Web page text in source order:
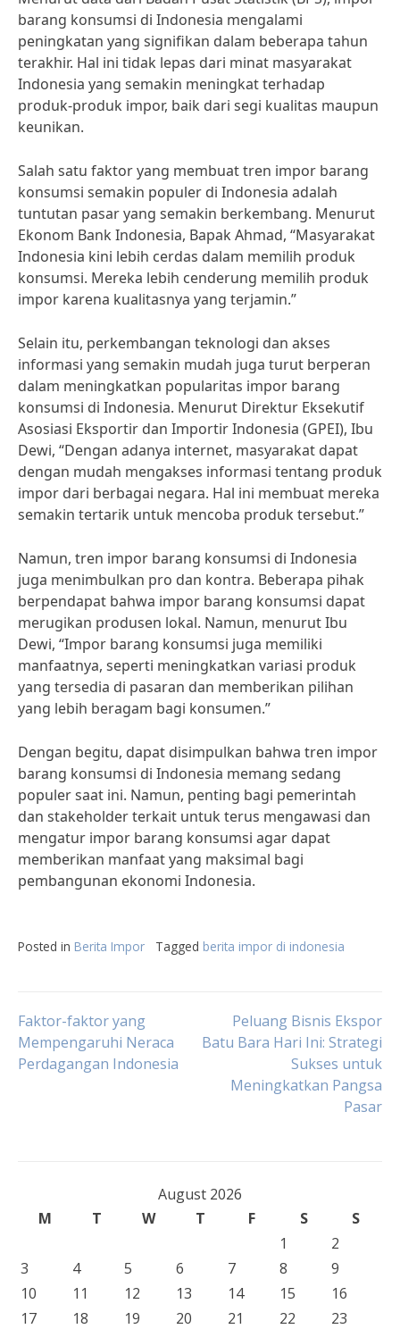
barang konsumsi di Indonesia mengalami
peningkatan yang signifikan dalam beberapa tahun
terakhir. Hal ini tidak lepas dari minat masyarakat
Indonesia yang semakin meningkat terhadap
produk-produk impor, baik dari segi kualitas maupun
keunikan.
Salah satu faktor yang membuat tren impor barang
konsumsi semakin populer di Indonesia adalah
tuntutan pasar yang semakin berkembang. Menurut
Ekonom Bank Indonesia, Bapak Ahmad, “Masyarakat
Indonesia kini lebih cerdas dalam memilih produk
konsumsi. Mereka lebih cenderung memilih produk
impor karena kualitasnya yang terjamin.”
Selain itu, perkembangan teknologi dan akses
informasi yang semakin mudah juga turut berperan
dalam meningkatkan popularitas impor barang
konsumsi di Indonesia. Menurut Direktur Eksekutif
Asosiasi Eksportir dan Importir Indonesia (GPEI), Ibu
Dewi, “Dengan adanya internet, masyarakat dapat
dengan mudah mengakses informasi tentang produk
impor dari berbagai negara. Hal ini membuat mereka
semakin tertarik untuk mencoba produk tersebut.”
Namun, tren impor barang konsumsi di Indonesia
juga menimbulkan pro dan kontra. Beberapa pihak
berpendapat bahwa impor barang konsumsi dapat
merugikan produsen lokal. Namun, menurut Ibu
Dewi, “Impor barang konsumsi juga memiliki
manfaatnya, seperti meningkatkan variasi produk
yang tersedia di pasaran dan memberikan pilihan
yang lebih beragam bagi konsumen.”
Dengan begitu, dapat disimpulkan bahwa tren impor
barang konsumsi di Indonesia memang sedang
populer saat ini. Namun, penting bagi pemerintah
dan stakeholder terkait untuk terus mengawasi dan
mengatur impor barang konsumsi agar dapat
memberikan manfaat yang maksimal bagi
pembangunan ekonomi Indonesia.
Posted in Berita Impor Tagged berita impor di indonesia
Post
navigation
Faktor-faktor yang
Mempengaruhi Neraca
Perdagangan Indonesia
Peluang Bisnis Ekspor
Batu Bara Hari Ini: Strategi
Sukses untuk
Meningkatkan Pangsa
Pasar
August 2026
M
T W T F S
S
1
2
3
4 5 6 7 8
9
10
11 12 13 14 15
16
17
18 19 20 21 22
23